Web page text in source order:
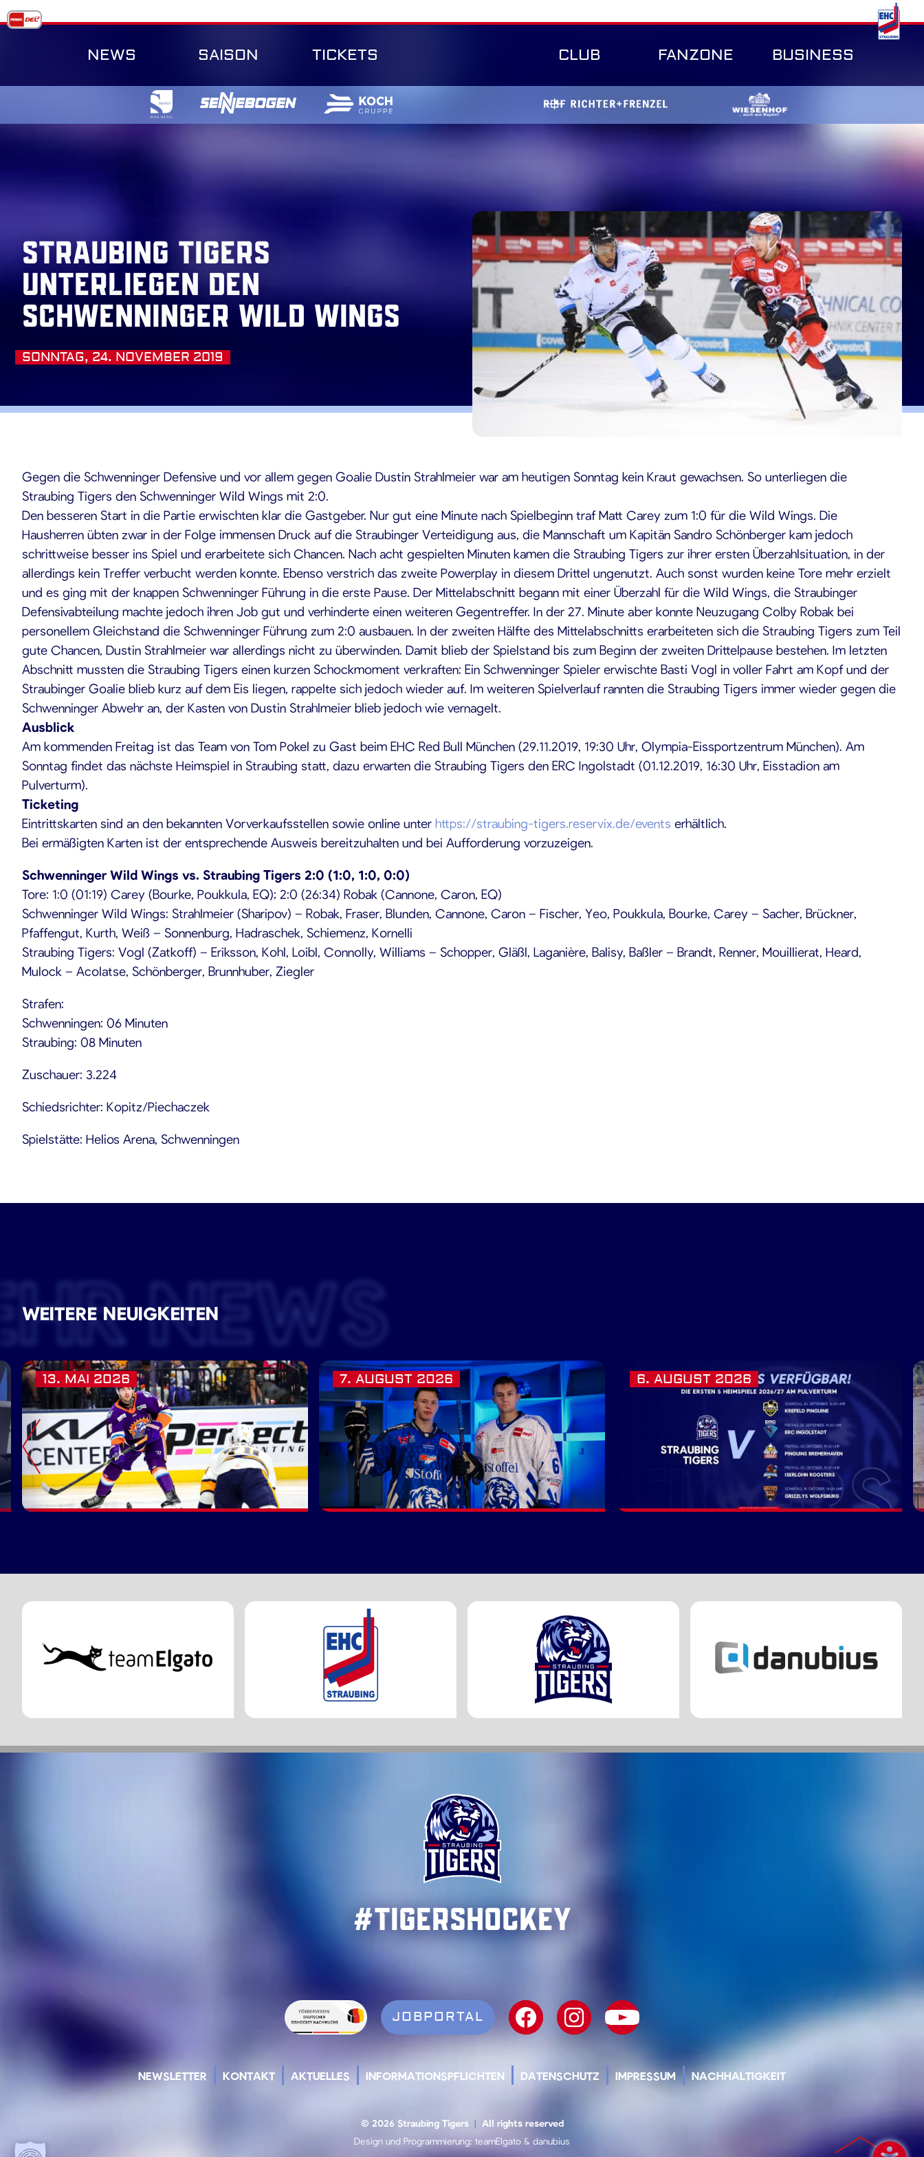
Skip
to
NEWS SAISON TICKETS CLUB FANZONE BUSINESS
Straubing Tigers
unterliegen den
Schwenninger Wild Wings
SONNTAG, 24. NOVEMBER 2019
Gegen die Schwenninger Defensive und vor allem gegen Goalie Dustin Strahlmeier war am heutigen Sonntag kein Kraut gewachsen. So unterliegen die
Straubing Tigers den Schwenninger Wild Wings mit 2:0.
Den besseren Start in die Partie erwischten klar die Gastgeber. Nur gut eine Minute nach Spielbeginn traf Matt Carey zum 1:0 für die Wild Wings. Die
Hausherren übten zwar in der Folge immensen Druck auf die Straubinger Verteidigung aus, die Mannschaft um Kapitän Sandro Schönberger kam jedoch
schrittweise besser ins Spiel und erarbeitete sich Chancen. Nach acht gespielten Minuten kamen die Straubing Tigers zur ihrer ersten Überzahlsituation, in der
allerdings kein Treffer verbucht werden konnte. Ebenso verstrich das zweite Powerplay in diesem Drittel ungenutzt. Auch sonst wurden keine Tore mehr erzielt
und es ging mit der knappen Schwenninger Führung in die erste Pause. Der Mittelabschnitt begann mit einer Überzahl für die Wild Wings, die Straubinger
Defensivabteilung machte jedoch ihren Job gut und verhinderte einen weiteren Gegentreffer. In der 27. Minute aber konnte Neuzugang Colby Robak bei
personellem Gleichstand die Schwenninger Führung zum 2:0 ausbauen. In der zweiten Hälfte des Mittelabschnitts erarbeiteten sich die Straubing Tigers zum Teil
gute Chancen, Dustin Strahlmeier war allerdings nicht zu überwinden. Damit blieb der Spielstand bis zum Beginn der zweiten Drittelpause bestehen. Im letzten
Abschnitt mussten die Straubing Tigers einen kurzen Schockmoment verkraften: Ein Schwenninger Spieler erwischte Basti Vogl in voller Fahrt am Kopf und der
Straubinger Goalie blieb kurz auf dem Eis liegen, rappelte sich jedoch wieder auf. Im weiteren Spielverlauf rannten die Straubing Tigers immer wieder gegen die
Schwenninger Abwehr an, der Kasten von Dustin Strahlmeier blieb jedoch wie vernagelt.
Ausblick
Am kommenden Freitag ist das Team von Tom Pokel zu Gast beim EHC Red Bull München (29.11.2019, 19:30 Uhr, Olympia-Eissportzentrum München). Am
Sonntag findet das nächste Heimspiel in Straubing statt, dazu erwarten die Straubing Tigers den ERC Ingolstadt (01.12.2019, 16:30 Uhr, Eisstadion am
Pulverturm).
Ticketing
Eintrittskarten sind an den bekannten Vorverkaufsstellen sowie online unter https://straubing-tigers.reservix.de/events erhältlich.
Bei ermäßigten Karten ist der entsprechende Ausweis bereitzuhalten und bei Aufforderung vorzuzeigen.
Schwenninger Wild Wings vs. Straubing Tigers 2:0 (1:0, 1:0, 0:0)
Tore: 1:0 (01:19) Carey (Bourke, Poukkula, EQ); 2:0 (26:34) Robak (Cannone, Caron, EQ)
Schwenninger Wild Wings: Strahlmeier (Sharipov) – Robak, Fraser, Blunden, Cannone, Caron – Fischer, Yeo, Poukkula, Bourke, Carey – Sacher, Brückner,
Pfaffengut, Kurth, Weiß – Sonnenburg, Hadraschek, Schiemenz, Kornelli
Straubing Tigers: Vogl (Zatkoff) – Eriksson, Kohl, Loibl, Connolly, Williams – Schopper, Gläßl, Laganière, Balisy, Baßler – Brandt, Renner, Mouillierat, Heard,
Mulock – Acolatse, Schönberger, Brunnhuber, Ziegler
Strafen:
Schwenningen: 06 Minuten
Straubing: 08 Minuten
Zuschauer: 3.224
Schiedsrichter: Kopitz/Piechaczek
Spielstätte: Helios Arena, Schwenningen
WEITERE NEUIGKEITENNEWS
7. AUGUST 2026 6. AUGUST 2026
13. MAI 2026
#TigersHockey
JOBPORTAL
NEWSLETTER KONTAKT AKTUELLES INFORMATIONSPFLICHTEN DATENSCHUTZ IMPRESSUM NACHHALTIGKEIT
© 2026 Straubing Tigers | All rights reserved
Design und Programmierung: teamElgato & danubius